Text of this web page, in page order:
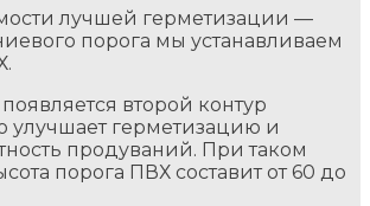
лучшей герметизации —
порога мы устанавливаем
появляется второй контур
улучшает герметизацию и
продуваний. При таком
порога ПВХ составит от 60 до